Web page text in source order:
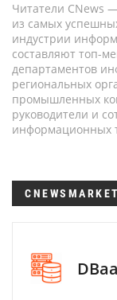
Читатели CNews
из самых
индустрии
составляют топ-
департаментов
региональных
промышленных
руководители и
информационных
CNEWSMARKET